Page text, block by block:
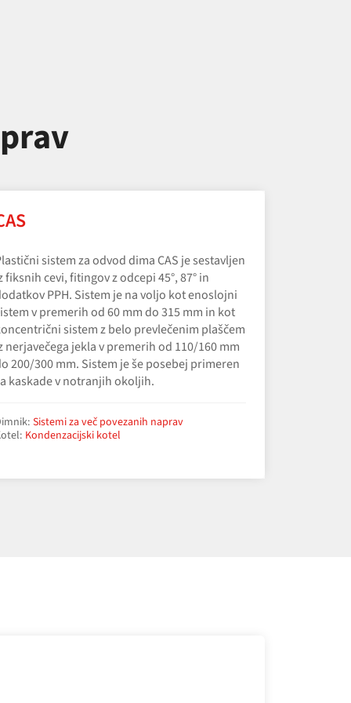
sistem za odvod dima CAS je sestavljen
fiksnih cevi, fitingov z odcepi 45°, 87° in
PPH. Sistem je na voljo kot enoslojni
v premerih od 60 mm do 315 mm in kot
sistem z belo prevlečenim plaščem
nerjavečega jekla v premerih od 110/160 mm
200/300 mm. Sistem je še posebej primeren
kaskade v notranjih okoljih.
Sistemi za več povezanih naprav
Kondenzacijski kotel